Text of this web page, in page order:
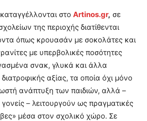
στο Artinos.gr, σε
της περιοχής διατίθενται
όπως κρουασάν με σοκολάτες και
με υπερβολικές ποσότητες
σνακ, γλυκά και άλλα
αξίας, τα οποία όχι μόνο
ανάπτυξη των παιδιών, αλλά –
– λειτουργούν ως πραγματικές
μέσα στον σχολικό χώρο. Σε